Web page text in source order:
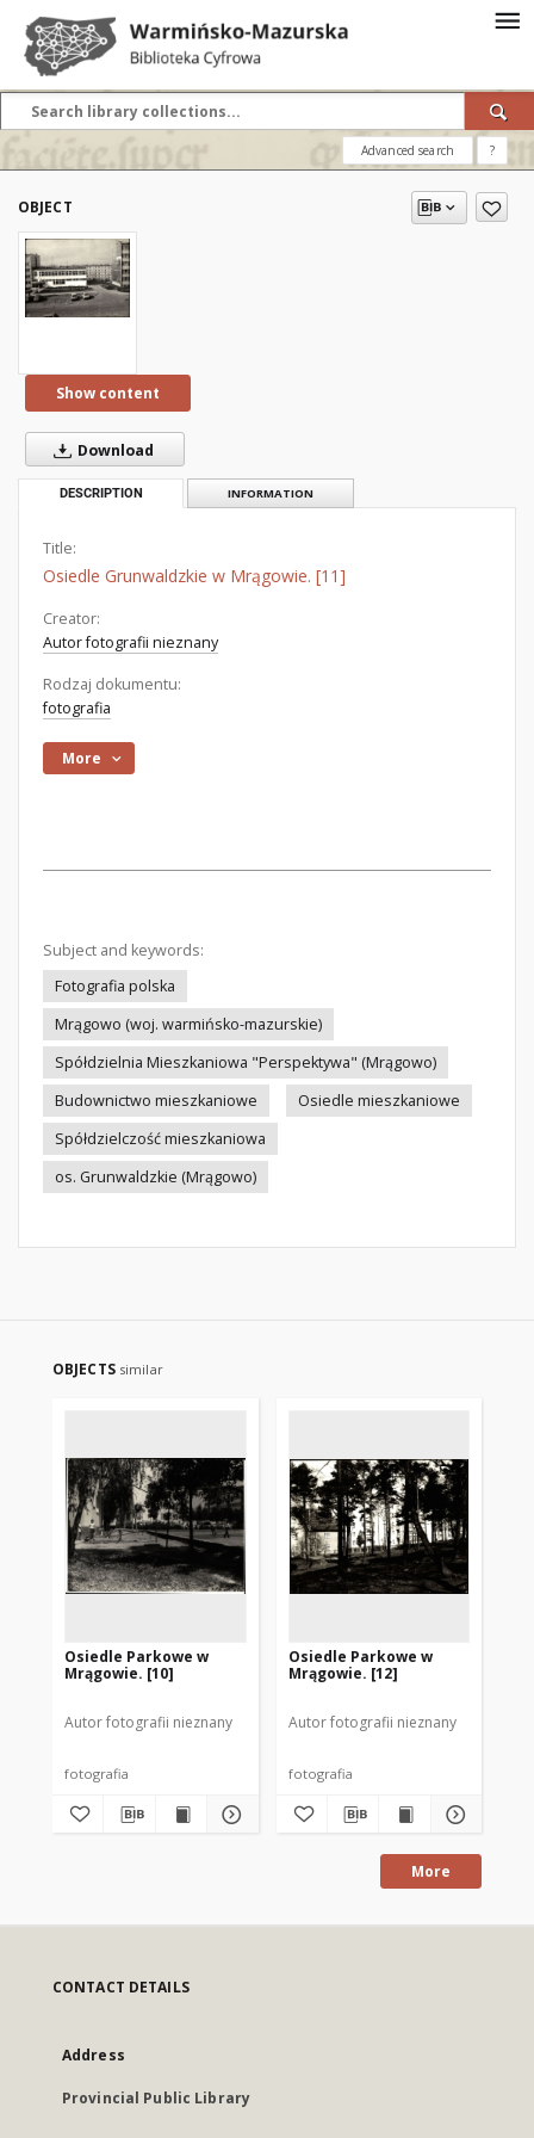
Advanced search ?
OBJECT
Show content
Download
DESCRIPTION INFORMATION
Title:
Osiedle Grunwaldzkie w Mrągowie. [11]
Creator:
Autor fotografii nieznany
Rodzaj dokumentu:
fotografia
More
Subject and keywords:
Fotografia polska
Mrągowo (woj. warmińsko-mazurskie)
Spółdzielnia Mieszkaniowa "Perspektywa" (Mrągowo)
Budownictwo mieszkaniowe
Osiedle mieszkaniowe
Spółdzielczość mieszkaniowa
os. Grunwaldzkie (Mrągowo)
OBJECTS similar
Osiedle Parkowe w
Mrągowie. [10]
Autor fotografii nieznany
fotografia
Osiedle Parkowe w
Mrągowie. [12]
Autor fotografii nieznany
fotografia
More
CONTACT DETAILS
Address
Provincial Public Library